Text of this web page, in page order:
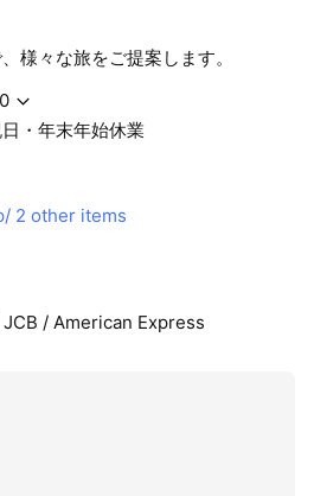
様々な旅をご提案します。
・年末年始休業
2 other items
/ American Express